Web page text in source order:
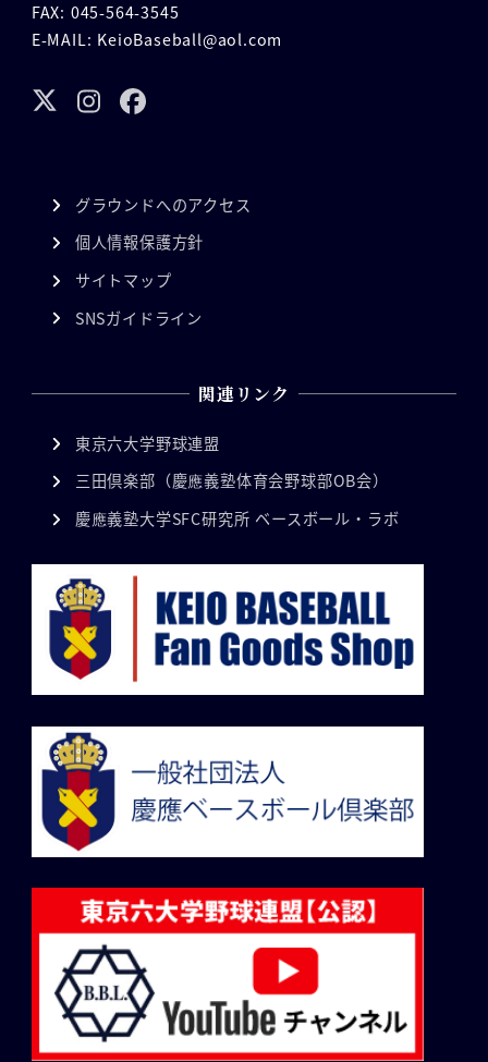
FAX: 045-564-3545
E-MAIL: KeioBaseball@aol.com
グラウンドへのアクセス
個人情報保護方針
サイトマップ
SNSガイドライン
関連リンク
東京六大学野球連盟
三田倶楽部（慶應義塾体育会野球部OB会）
慶應義塾大学SFC研究所 ベースボール・ラボ